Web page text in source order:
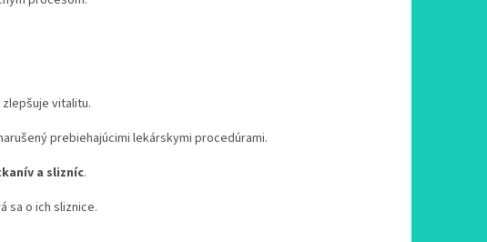
zlepšuje vitalitu.
prebiehajúcimi lekárskymi procedúrami.
a slizníc.
sa o ich sliznice.